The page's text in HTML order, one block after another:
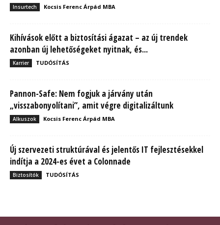
Insurtech Kocsis Ferenc Árpád MBA
Kihívások előtt a biztosítási ágazat – az új trendek
azonban új lehetőségeket nyitnak, és...
Karrier TUDÓSÍTÁS
Pannon-Safe: Nem fogjuk a járvány után
„visszabonyolítani”, amit végre digitalizáltunk
Alkuszok Kocsis Ferenc Árpád MBA
Új szervezeti struktúrával és jelentős IT fejlesztésekkel
indítja a 2024-es évet a Colonnade
Biztosítók TUDÓSÍTÁS